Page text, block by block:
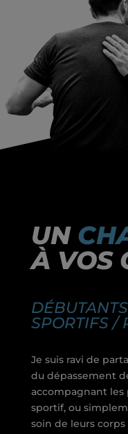
UN
À VOS
SPORTIFS /
Je suis ravi de
du dépassement
accompagnant
sportif, ou
soin de leurs